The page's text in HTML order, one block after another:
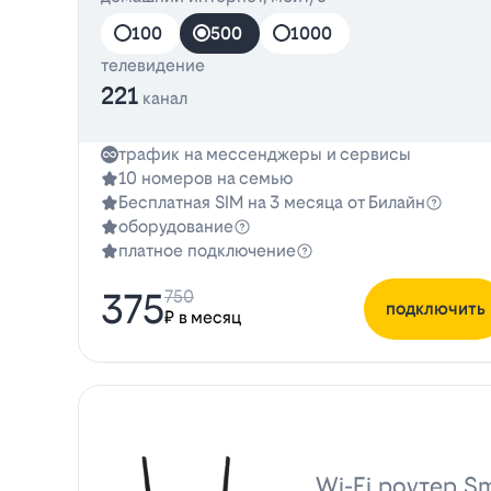
100
500
1000
телевидение
221 канал
трафик на мессенджеры и сервисы
10 номеров на семью
Бесплатная SIM на 3 месяца от Билайн
оборудование
платное подключение
375₽ в месяц
750
подключить